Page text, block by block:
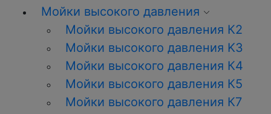
Мойки высокого давления
Мойки высокого давления К2
Мойки высокого давления K3
Мойки высокого давления К4
Мойки высокого давления К5
Мойки высокого давления К7